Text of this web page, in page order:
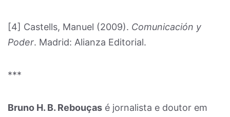
[4] Castells, Manuel (2009). Comunicación y
Poder. Madrid: Alianza Editorial.
***
Bruno H. B. Rebouças é jornalista e doutor em